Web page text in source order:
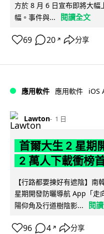
方於 8 月 6 日宣布即將大幅
幅。事件與...
閱讀全文
69 20 ↗ 分享
應用軟件 應用軟件 iOS
Lawton 1 日
首爾大生 2 星期
2 萬人下載衝榜
【行路都要揀好有遮陰】
星期開發防曬導航 App「走
陽仰角及行道樹陰影...
閱
96 4 ↗ 分享